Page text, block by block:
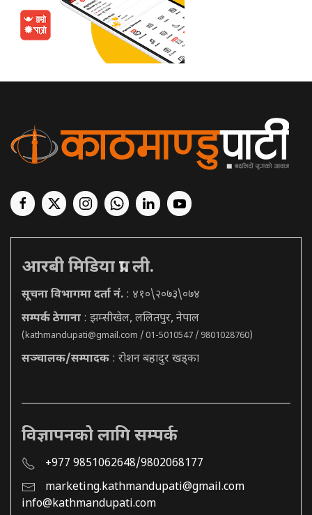
आरबी मिडिया प्रा. ली.
सूचना विभागमा दर्ता नं. : ४१०\२०७३\०७४
सम्पर्क ठेगाना : झम्सीखेल, ललितपुर, नेपाल
(kathmandupati@gmail.com / 01-5010547 / 9801028760)
सञ्चालक/सम्पादक : रोशन बहादुर खड्का
विज्ञापनको लागि सम्पर्क
+977 9851062648/9802068177
marketing.kathmandupati@gmail.com
info@kathmandupati.com